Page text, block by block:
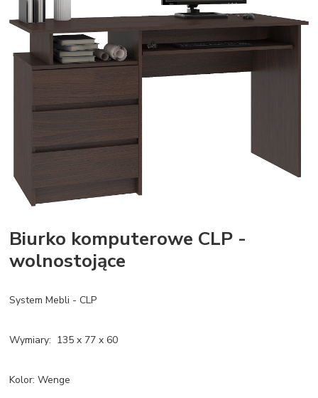
Biurko komputerowe CLP -
wolnostojące
System Mebli - CLP
Wymiary: 135 x 77 x 60
Kolor: Wenge